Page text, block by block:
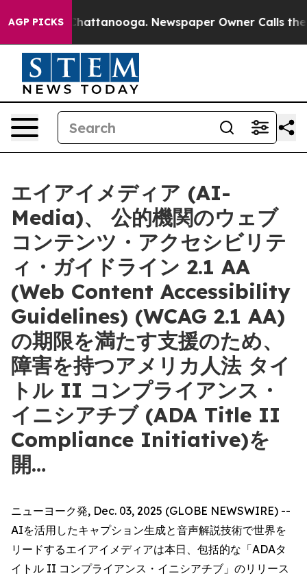
AGP PICKS
in Chattanooga. Newspaper Owner Calls the
エイアイメディア (AI-
Media)、 公的機関のウェブ
コンテンツ・アクセシビリテ
ィ・ガイドライン 2.1 AA
(Web Content Accessibility
Guidelines) (WCAG 2.1 AA)
の期限を満たす支援のため、
障害を持つアメリカ人法 タイ
トル II コンプライアンス・
イニシアチブ (ADA Title II
Compliance Initiative)を
開…
ニューヨーク発, Dec. 03, 2025 (GLOBE NEWSWIRE) --
AIを活用したキャプション生成と音声解説技術で世界を
リードするエイアイメディアは本日、包括的な「ADAタ
イトル II コンプライアンス・イニシアチブ」のリリース